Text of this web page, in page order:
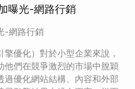
曝光-網路行銷
-網路行銷
優化）對於小型企業來說，
他們在競爭激烈的市場中脫穎
過優化網站結構、內容和外部